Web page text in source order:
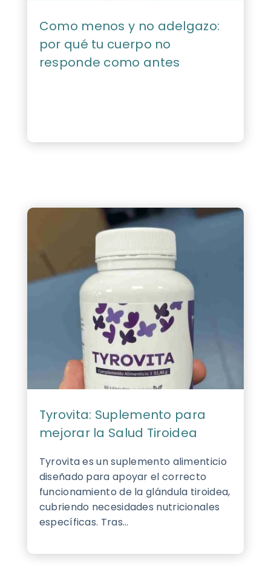
Como menos y no adelgazo:
por qué tu cuerpo no
responde como antes
Tyrovita: Suplemento para
mejorar la Salud Tiroidea
Tyrovita es un suplemento alimenticio
diseñado para apoyar el correcto
funcionamiento de la glándula tiroidea,
cubriendo necesidades nutricionales
específicas. Tras...